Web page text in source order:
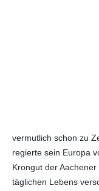
vermutlich schon zu
regierte sein Europa
Krongut der
täglichen Lebens